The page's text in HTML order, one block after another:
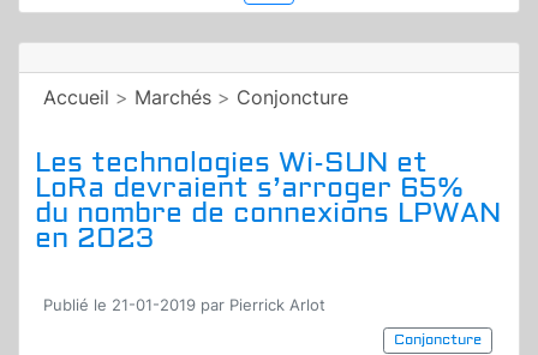
Accueil > Marchés > Conjoncture
Les technologies Wi-SUN et
LoRa devraient s’arroger 65%
du nombre de connexions LPWAN
en 2023
Publié le 21-01-2019 par Pierrick Arlot
Conjoncture